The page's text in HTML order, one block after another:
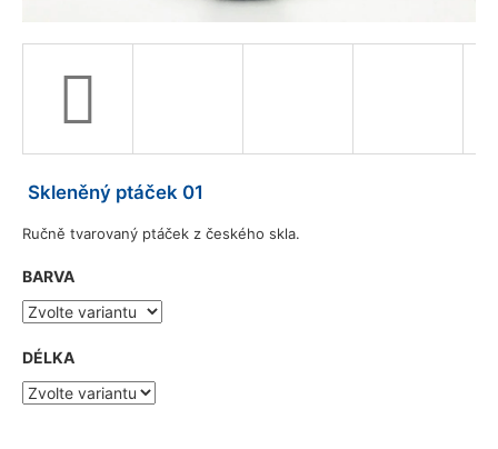
Skleněný ptáček 01
Ručně tvarovaný ptáček z českého skla.
BARVA
DÉLKA
a
j
o
p
o